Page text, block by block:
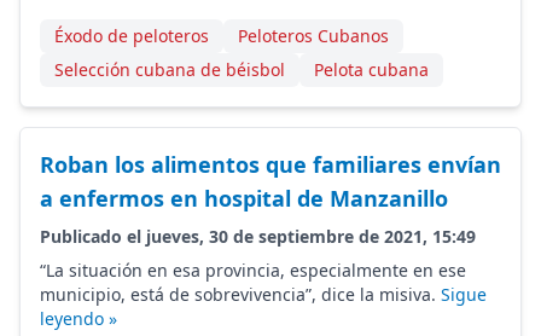
Éxodo de peloteros
Peloteros Cubanos
Selección cubana de béisbol
Pelota cubana
Roban los alimentos que familiares envían
a enfermos en hospital de Manzanillo
Publicado el jueves, 30 de septiembre de 2021, 15:49
“La situación en esa provincia, especialmente en ese
municipio, está de sobrevivencia”, dice la misiva. Sigue
leyendo »